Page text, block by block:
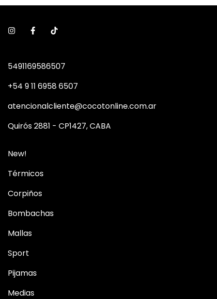
5491169586507
+54 9 11 6958 6507
atencionalcliente@cocotonline.com.ar
Quirós 2881 - CP1427, CABA
New!
Térmicos
Corpiños
Bombachas
Mallas
Sport
Pijamas
Medias